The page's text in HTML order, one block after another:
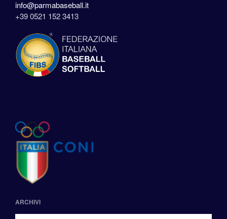
info@parmabaseball.it
+39 0521 152 3413
ARCHIVI